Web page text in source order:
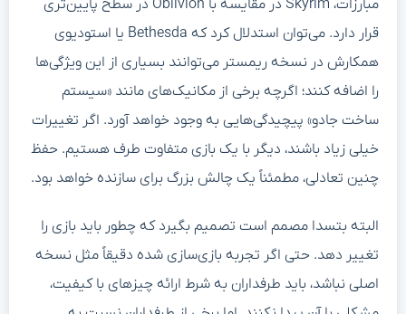
مبارزات، Skyrim در مقایسه با Oblivion در سطح پایین‌تری
قرار دارد. می‌توان استدلال کرد که Bethesda یا استودیوی
همکارش در نسخه ریمستر می‌توانند بسیاری از این ویژگی‌ها
را اضافه کنند؛ اگرچه برخی از مکانیک‌های مانند «سیستم
ساخت جادو» پیچیدگی‌هایی به وجود خواهد آورد. اگر تغییرات
خیلی زیاد باشند، دیگر با یک بازی متفاوت طرف هستیم. حفظ
چنین تعادلی، مطمئناً یک چالش بزرگ برای سازنده خواهد بود.
البته بتسدا مصمم است تصمیم بگیرد که چطور باید بازی را
تغییر دهد. حتی اگر تجربه بازی‌سازی شده دقیقاً مثل نسخه
اصلی نباشد، باید طرفداران به شرط ارائه چیزهای با کیفیت،